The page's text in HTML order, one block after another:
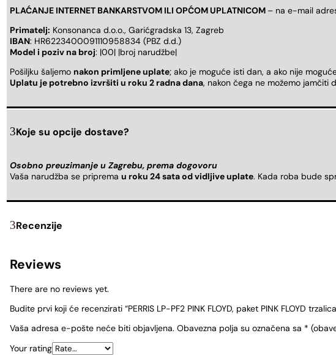
PLAĆANJE INTERNET BANKARSTVOM ILI OPĆOM UPLATNICOM – na e-mail
Primatelj: Konsonanca d.o.o., Garićgradska 13, Zagreb
IBAN: HR6223400091110958834 (PBZ d.d.)
Model i poziv na broj: |00| |broj narudžbe|
Pošiljku šaljemo nakon primljene uplate; ako je moguće isti dan, a ako nije
Uplatu je potrebno izvršiti u roku 2 radna dana, nakon čega ne možemo jamčiti
Koje su opcije dostave?
Osobno preuzimanje u Zagrebu, prema dogovoru
Vaša narudžba se priprema u roku 24 sata od vidljive uplate. Kada roba bude
Recenzije
Reviews
There are no reviews yet.
Budite prvi koji će recenzirati “PERRIS LP-PF2 PINK FLOYD, paket PINK FLOYD
Vaša adresa e-pošte neće biti objavljena. Obavezna polja su označena sa *
Your rating